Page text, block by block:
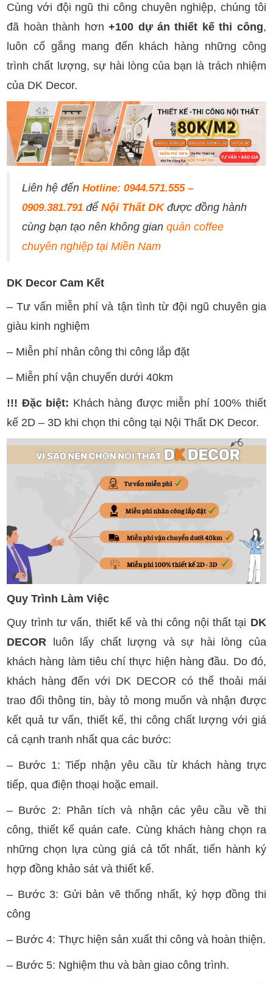
Cùng với đội ngũ thi công chuyên nghiệp, chúng tôi
đã hoàn thành hơn+100 dự án thiết kế thi công,
luôn cố gắng mang đến khách hàng những công
trình chất lượng, sự hài lòng của bạn là trách nhiệm
của DK Decor.
Liên hệ đếnHotline: 0944.571.555 –
0909.381.791 đểNội Thất DKđược đồng hành
cùng bạn tạo nên không gianquán coffee
chuyên nghiệp tại Miền Nam
DK Decor Cam Kết
– Tư vấn miễn phí và tận tình từ đội ngũ chuyên gia
giàu kinh nghiệm
– Miễn phí nhân công thi công lắp đặt
– Miễn phí vận chuyển dưới 40km
!!! Đặc biệt: Khách hàng được miễn phí 100% thiết
kế 2D – 3D khi chọn thi công tại Nội Thất DK Decor.
Quy Trình Làm Việc
Quy trình tư vấn, thiết kế và thi công nội thất tại DK
DECOR luôn lấy chất lượng và sự hài lòng của
khách hàng làm tiêu chí thực hiện hàng đầu. Do đó,
khách hàng đến với DK DECOR có thể thoải mái
trao đổi thông tin, bày tỏ mong muốn và nhận được
kết quả tư vấn, thiết kế, thi công chất lượng với giá
cả cạnh tranh nhất qua các bước:
– Bước 1: Tiếp nhận yêu cầu từ khách hàng trực
tiếp, qua điện thoại hoặc email.
– Bước 2: Phân tích và nhận các yêu cầu về thi
công, thiết kế quán cafe. Cùng khách hàng chọn ra
những chọn lựa cùng giá cả tốt nhất, tiến hành ký
hợp đồng khảo sát và thiết kế.
– Bước 3: Gửi bản vẽ thống nhất, ký hợp đồng thi
công
– Bước 4: Thực hiện sản xuất thi công và hoàn thiện.
– Bước 5: Nghiệm thu và bàn giao công trình.